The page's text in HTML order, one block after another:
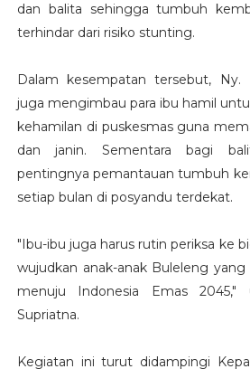
dan balita sehingga tumbuh
terhindar dari risiko stunting.
Dalam kesempatan tersebut, Ny.
juga mengimbau para ibu hamil
kehamilan di puskesmas guna
dan janin. Sementara bagi
pentingnya pemantauan tumbuh
setiap bulan di posyandu terdekat.
"Ibu-ibu juga harus rutin periksa ke
wujudkan anak-anak Buleleng
menuju Indonesia Emas 2045,"
Supriatna.
Kegiatan ini turut didampingi